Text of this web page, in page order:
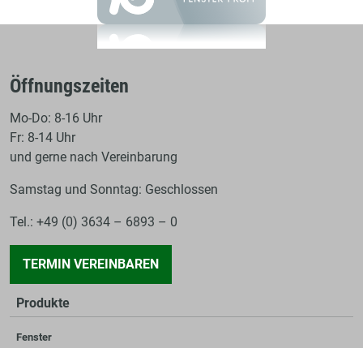
Öffnungszeiten
Mo-Do: 8-16 Uhr
Fr: 8-14 Uhr
und gerne nach Vereinbarung
Samstag und Sonntag: Geschlossen
Tel.: +49 (0) 3634 – 6893 – 0
TERMIN VEREINBAREN
Produkte
Fenster